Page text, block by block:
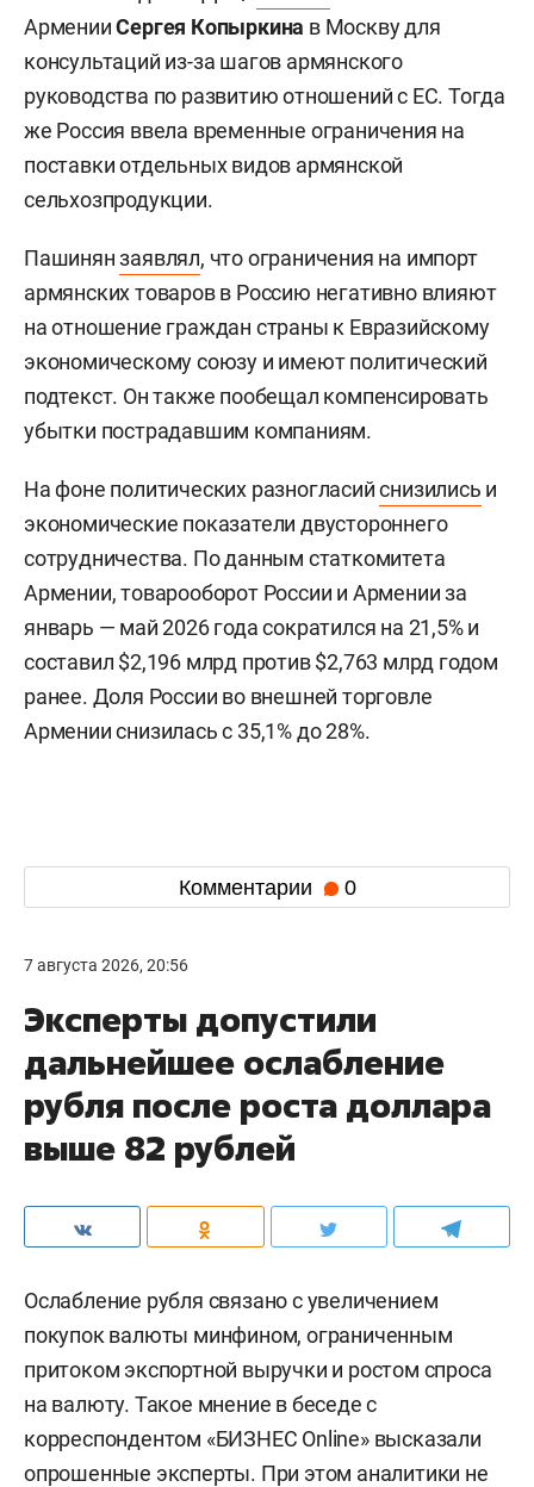
АрменииСергея Копыркина в Москву для
консультаций из-за шагов армянского
руководства по развитию отношений с ЕС. Тогда
же Россия ввела временные ограничения на
поставки отдельных видов армянской
сельхозпродукции.
Пашинянзаявлял, что ограничения на импорт
армянских товаров в Россию негативно влияют
на отношение граждан страны к Евразийскому
экономическому союзу и имеют политический
подтекст. Он также пообещал компенсировать
убытки пострадавшим компаниям.
На фоне политических разногласийснизились и
экономические показатели двустороннего
сотрудничества. По данным статкомитета
Армении, товарооборот России и Армении за
январь — май 2026 года сократился на 21,5% и
составил $2,196 млрд против $2,763 млрд годом
ранее. Доля России во внешней торговле
Армении снизилась с 35,1% до 28%.
Комментарии 0
7 августа 2026, 20:56
Эксперты допустили
дальнейшее ослабление
рубля после роста доллара
выше 82 рублей
Ослабление рубля связано с увеличением
покупок валюты минфином, ограниченным
притоком экспортной выручки и ростом спроса
на валюту. Такое мнение в беседе с
корреспондентом «БИЗНЕС Online» высказали
опрошенные эксперты. При этом аналитики не